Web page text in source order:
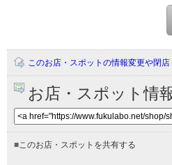
このお店・スポットの情報変更や閉
お店・スポット情
■このお店・スポットを共有する